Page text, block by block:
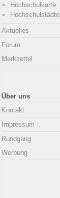
Hochschulkarte
Hochschulstädte
Aktuelles
Forum
Merkzettel
Über uns
Kontakt
Impressum
Rundgang
Werbung